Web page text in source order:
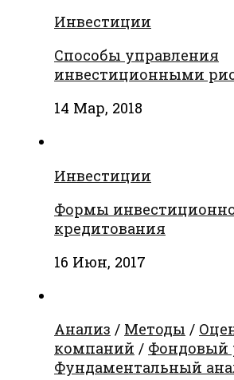
Инвестиции
Способы управления
инвестиционными
14 Мар, 2018
Инвестиции
Формы
кредитования
16 Июн, 2017
Анализ / Методы /
компаний / Фондовый
Фундаментальный